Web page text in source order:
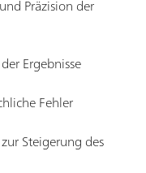
Präzision der
Ergebnisse
Fehler
Steigerung des